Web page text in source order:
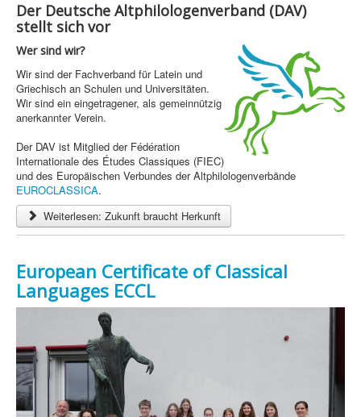
Der Deutsche Altphilologenverband (DAV)
stellt sich vor
Wer sind wir?
Wir sind der Fachverband für Latein und
Griechisch an Schulen und Universitäten.
Wir sind ein eingetragener, als gemeinnützig
anerkannter Verein.
Der DAV ist Mitglied der Fédération
Internationale des Études Classiques (FIEC)
und des Europäischen Verbundes der Altphilologenverbände
EUROCLASSICA.
Weiterlesen: Zukunft braucht Herkunft
European Certificate of Classical
Languages ECCL